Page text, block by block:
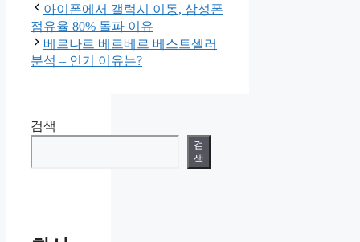
아이폰에서 갤럭시 이동, 삼성폰
점유율 80% 돌파 이유
베르나르 베르베르 베스트셀러
분석 – 인기 이유는?
검색
검
색